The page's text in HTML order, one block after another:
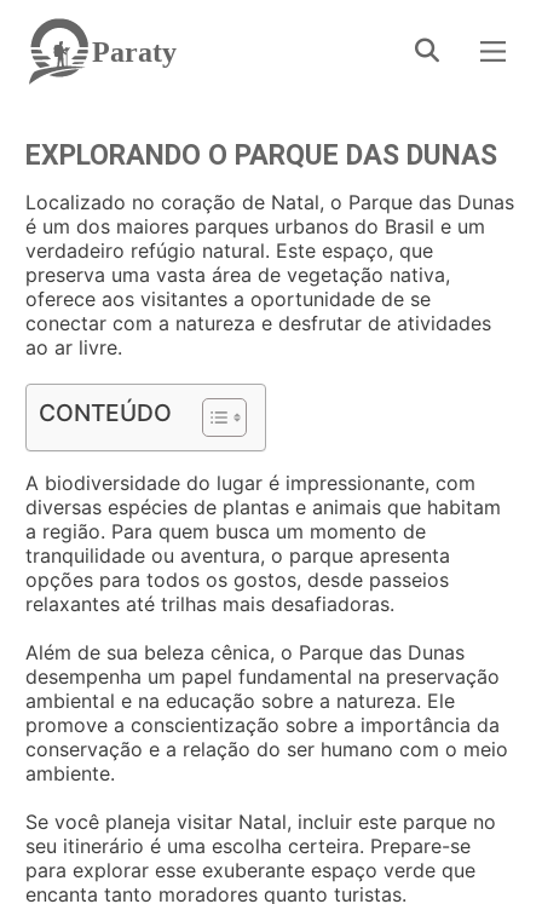
Paraty
EXPLORANDO O PARQUE DAS DUNAS
Localizado no coração de Natal, o Parque das Dunas
é um dos maiores parques urbanos do Brasil e um
verdadeiro refúgio natural. Este espaço, que
preserva uma vasta área de vegetação nativa,
oferece aos visitantes a oportunidade de se
conectar com a natureza e desfrutar de atividades
ao ar livre.
CONTEÚDO
A biodiversidade do lugar é impressionante, com
diversas espécies de plantas e animais que habitam
a região. Para quem busca um momento de
tranquilidade ou aventura, o parque apresenta
opções para todos os gostos, desde passeios
relaxantes até trilhas mais desafiadoras.
Além de sua beleza cênica, o Parque das Dunas
desempenha um papel fundamental na preservação
ambiental e na educação sobre a natureza. Ele
promove a conscientização sobre a importância da
conservação e a relação do ser humano com o meio
ambiente.
Se você planeja visitar Natal, incluir este parque no
seu itinerário é uma escolha certeira. Prepare-se
para explorar esse exuberante espaço verde que
encanta tanto moradores quanto turistas.